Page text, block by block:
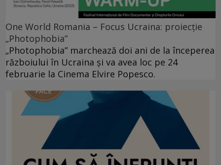
One World Romania – Focus Ucraina: proiecție
„Photophobia”
„Photophobia” marchează doi ani de la începerea
războiului în Ucraina și va avea loc pe 24
februarie la Cinema Elvire Popesco.